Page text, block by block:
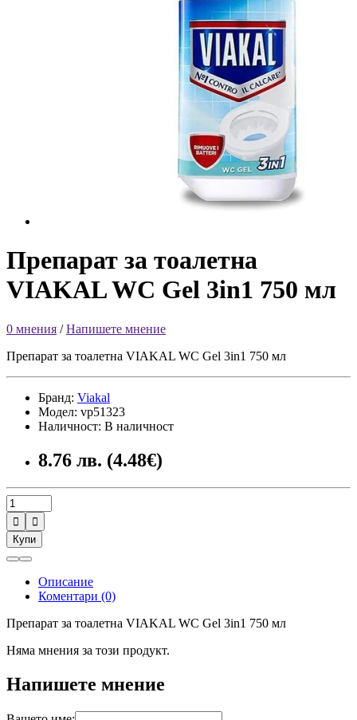
Препарат за тоалетна
VIAKAL WC Gel 3in1 750 мл
0 мнения /Напишете мнение
Препарат за тоалетна VIAKAL WC Gel 3in1 750 мл
Бранд: Viakal
Модел: vp51323
Наличност: В наличност
8.76 лв. (4.48€)


Купи
Описание
Коментари (0)
Препарат за тоалетна VIAKAL WC Gel 3in1 750 мл
Няма мнения за този продукт.
Напишете мнение